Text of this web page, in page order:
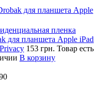
для планшета Apple
пленка
для планшета Apple iPad
153 грн. Товар есть
В корзину